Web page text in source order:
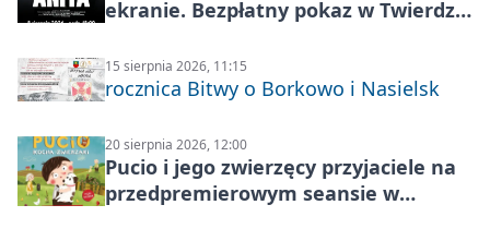
ekranie. Bezpłatny pokaz w Twierdzy
15 sierpnia 2026, 11:15
rocznica Bitwy o Borkowo i Nasielsk
20 sierpnia 2026, 12:00
Pucio i jego zwierzęcy przyjaciele na
przedpremierowym seansie w